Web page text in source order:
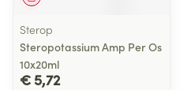
Sterop
Steropotassium Amp Per Os
10x20ml
€ 5,72